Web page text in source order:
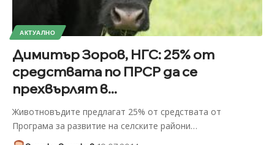
АКТУАЛНО
Димитър Зоров, НГС: 25% от
средствата по ПРСР да се
прехвърлят в...
Животновъдите предлагат 25% от средствата от
Програма за развитие на селските райони…